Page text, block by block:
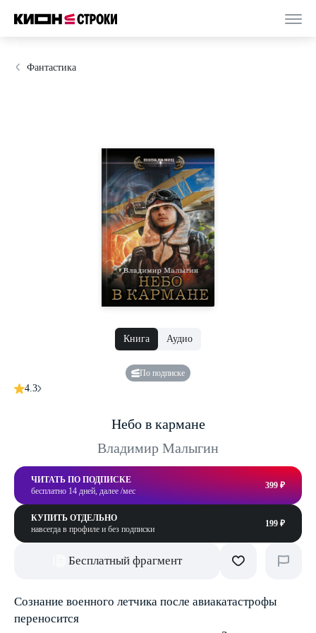
Фантастика
Книга Аудио
По подписке
4.3
Небо в кармане
Владимир Малыгин
ЧИТАТЬ ПО ПОДПИСКЕ
бесплатно 14 дней, далее /мес
399 ₽
КУПИТЬ ОТДЕЛЬНО
навсегда в профиле и без подписки
199 ₽
Бесплатный фрагмент
Сознание военного летчика после авиакатастрофы
переносится